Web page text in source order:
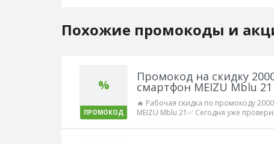
Похожие промокоды и
%
ПРОМОКОД
Промокод на скидку
смартфон MEIZU Mblu 21
🔥 Рабочая скидка по промокоду
MEIZU Mblu 21✅ Сегодня уже